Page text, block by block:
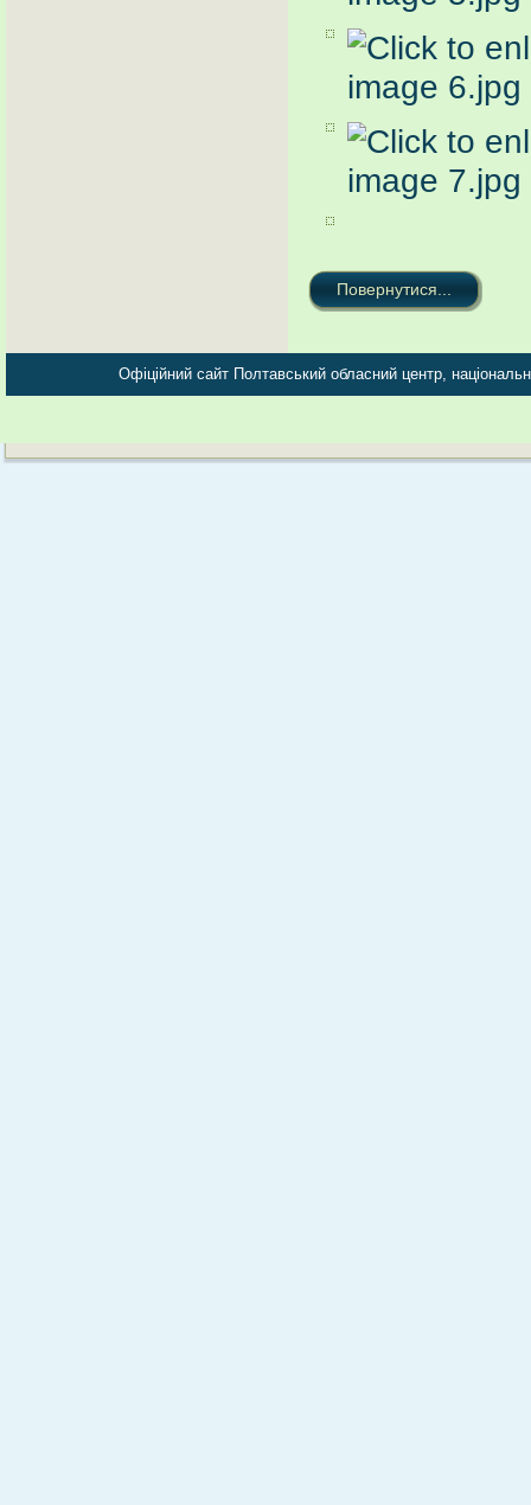
Повернутися...
Офіційний сайт Полтавський обласний центр,